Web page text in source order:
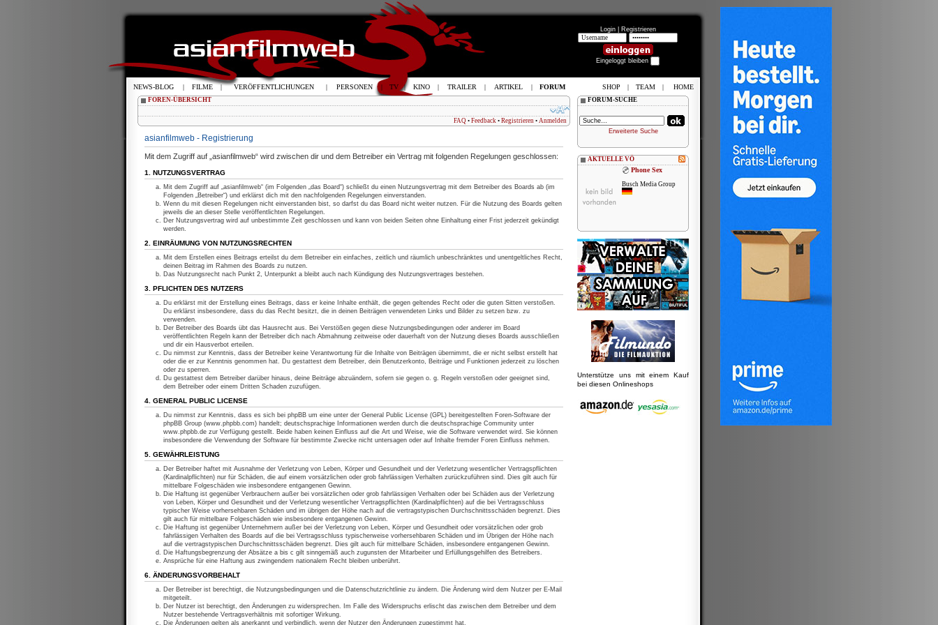
Login | Registrieren
Eingeloggt bleiben
FOREN-ÜBERSICHT
FAQ • Feedback • Registrieren • Anmelden
asianfilmweb - Registrierung
Mit dem Zugriff auf „asianfilmweb“ wird zwischen dir und dem Betreiber ein Vertrag mit folgenden Regelungen geschlossen:
1. NUTZUNGSVERTRAG
Mit dem Zugriff auf „asianfilmweb“ (im Folgenden „das Board“) schließt du einen Nutzungsvertrag mit dem Betreiber des Boards ab (im
Folgenden „Betreiber“) und erklärst dich mit den nachfolgenden Regelungen einverstanden.
Wenn du mit diesen Regelungen nicht einverstanden bist, so darfst du das Board nicht weiter nutzen. Für die Nutzung des Boards gelten
jeweils die an dieser Stelle veröffentlichten Regelungen.
Der Nutzungsvertrag wird auf unbestimmte Zeit geschlossen und kann von beiden Seiten ohne Einhaltung einer Frist jederzeit gekündigt
werden.
2. EINRÄUMUNG VON NUTZUNGSRECHTEN
Mit dem Erstellen eines Beitrags erteilst du dem Betreiber ein einfaches, zeitlich und räumlich unbeschränktes und unentgeltliches Recht,
deinen Beitrag im Rahmen des Boards zu nutzen.
Das Nutzungsrecht nach Punkt 2, Unterpunkt a bleibt auch nach Kündigung des Nutzungsvertrages bestehen.
3. PFLICHTEN DES NUTZERS
Du erklärst mit der Erstellung eines Beitrags, dass er keine Inhalte enthält, die gegen geltendes Recht oder die guten Sitten verstoßen.
Du erklärst insbesondere, dass du das Recht besitzt, die in deinen Beiträgen verwendeten Links und Bilder zu setzen bzw. zu
verwenden.
Der Betreiber des Boards übt das Hausrecht aus. Bei Verstößen gegen diese Nutzungsbedingungen oder anderer im Board
veröffentlichten Regeln kann der Betreiber dich nach Abmahnung zeitweise oder dauerhaft von der Nutzung dieses Boards ausschließen
und dir ein Hausverbot erteilen.
Du nimmst zur Kenntnis, dass der Betreiber keine Verantwortung für die Inhalte von Beiträgen übernimmt, die er nicht selbst erstellt hat
oder die er zur Kenntnis genommen hat. Du gestattest dem Betreiber, dein Benutzerkonto, Beiträge und Funktionen jederzeit zu löschen
oder zu sperren.
Du gestattest dem Betreiber darüber hinaus, deine Beiträge abzuändern, sofern sie gegen o. g. Regeln verstoßen oder geeignet sind,
dem Betreiber oder einem Dritten Schaden zuzufügen.
4. GENERAL PUBLIC LICENSE
Du nimmst zur Kenntnis, dass es sich bei phpBB um eine unter der General Public License (GPL) bereitgestellten Foren-Software der
phpBB Group (www.phpbb.com) handelt; deutschsprachige Informationen werden durch die deutschsprachige Community unter
www.phpbb.de zur Verfügung gestellt. Beide haben keinen Einfluss auf die Art und Weise, wie die Software verwendet wird. Sie können
insbesondere die Verwendung der Software für bestimmte Zwecke nicht untersagen oder auf Inhalte fremder Foren Einfluss nehmen.
5. GEWÄHRLEISTUNG
Der Betreiber haftet mit Ausnahme der Verletzung von Leben, Körper und Gesundheit und der Verletzung wesentlicher Vertragspflichten
(Kardinalpflichten) nur für Schäden, die auf einem vorsätzlichen oder grob fahrlässigen Verhalten zurückzuführen sind. Dies gilt auch für
mittelbare Folgeschäden wie insbesondere entgangenen Gewinn.
Die Haftung ist gegenüber Verbrauchern außer bei vorsätzlichen oder grob fahrlässigen Verhalten oder bei Schäden aus der Verletzung
von Leben, Körper und Gesundheit und der Verletzung wesentlicher Vertragspflichten (Kardinalpflichten) auf die bei Vertragsschluss
typischer Weise vorhersehbaren Schäden und im übrigen der Höhe nach auf die vertragstypischen Durchschnittsschäden begrenzt. Dies
gilt auch für mittelbare Folgeschäden wie insbesondere entgangenen Gewinn.
Die Haftung ist gegenüber Unternehmern außer bei der Verletzung von Leben, Körper und Gesundheit oder vorsätzlichen oder grob
fahrlässigen Verhalten des Boards auf die bei Vertragsschluss typischerweise vorhersehbaren Schäden und im Übrigen der Höhe nach
auf die vertragstypischen Durchschnittsschäden begrenzt. Dies gilt auch für mittelbare Schäden, insbesondere entgangenen Gewinn.
Die Haftungsbegrenzung der Absätze a bis c gilt sinngemäß auch zugunsten der Mitarbeiter und Erfüllungsgehilfen des Betreibers.
Ansprüche für eine Haftung aus zwingendem nationalem Recht bleiben unberührt.
6. ÄNDERUNGSVORBEHALT
Der Betreiber ist berechtigt, die Nutzungsbedingungen und die Datenschutzrichtlinie zu ändern. Die Änderung wird dem Nutzer per E-Mail
mitgeteilt.
Der Nutzer ist berechtigt, den Änderungen zu widersprechen. Im Falle des Widerspruchs erlischt das zwischen dem Betreiber und dem
Nutzer bestehende Vertragsverhältnis mit sofortiger Wirkung.
Die Änderungen gelten als anerkannt und verbindlich, wenn der Nutzer den Änderungen zugestimmt hat.
FORUM-SUCHE
Erweiterte Suche
AKTUELLE VÖ
Phone Sex
Busch Media Group
Unterstütze uns mit einem Kauf
bei diesen Onlineshops
NEWS-BLOG | FILME | VERÖFFENTLICHUNGEN | PERSONEN | TV | KINO | TRAILER | ARTIKEL | FORUM SHOP | TEAM | HOME